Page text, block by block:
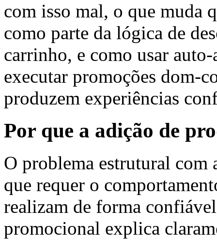
com isso mal, o que muda
como parte da lógica de
carrinho, e como usar
executar promoções dom-
produzem experiências
Por que a adição de
O problema estrutural
que requer o
realizam de forma
promocional explica